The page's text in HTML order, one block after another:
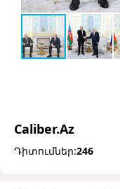
Caliber.Az
Դիտումներ:246